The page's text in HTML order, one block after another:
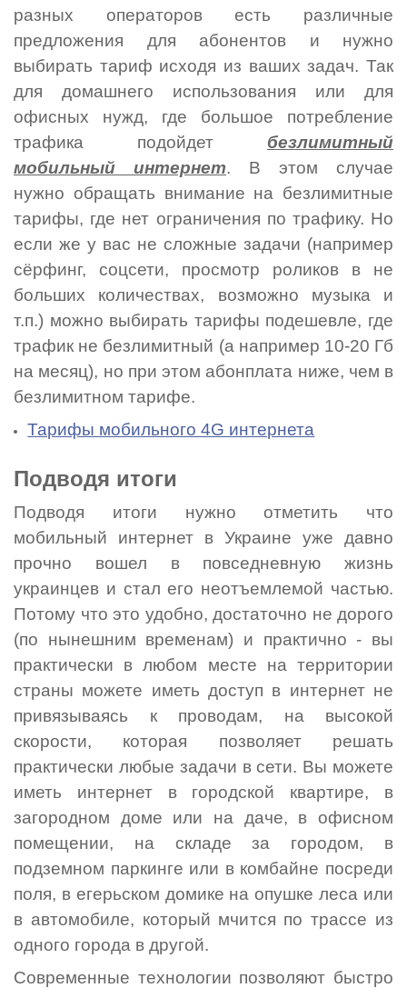
разных операторов есть различные
предложения для абонентов и нужно
выбирать тариф исходя из ваших задач. Так
для домашнего использования или для
офисных нужд, где большое потребление
трафика подойдет безлимитный
мобильный интернет. В этом случае
нужно обращать внимание на безлимитные
тарифы, где нет ограничения по трафику. Но
если же у вас не сложные задачи (например
сёрфинг, соцсети, просмотр роликов в не
больших количествах, возможно музыка и
т.п.) можно выбирать тарифы подешевле, где
трафик не безлимитный (а например 10-20 Гб
на месяц), но при этом абонплата ниже, чем в
безлимитном тарифе.
Тарифы мобильного 4G интернета
Подводя итоги
Подводя итоги нужно отметить что
мобильный интернет в Украине уже давно
прочно вошел в повседневную жизнь
украинцев и стал его неотъемлемой частью.
Потому что это удобно, достаточно не дорого
(по нынешним временам) и практично - вы
практически в любом месте на территории
страны можете иметь доступ в интернет не
привязываясь к проводам, на высокой
скорости, которая позволяет решать
практически любые задачи в сети. Вы можете
иметь интернет в городской квартире, в
загородном доме или на даче, в офисном
помещении, на складе за городом, в
подземном паркинге или в комбайне посреди
поля, в егерьском домике на опушке леса или
в автомобиле, который мчится по трассе из
одного города в другой.
Современные технологии позволяют быстро